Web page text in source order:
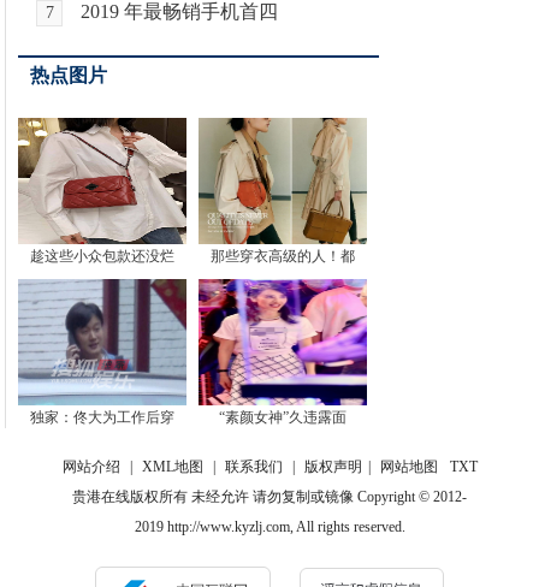
7 2019 年最畅销手机首四
热点图片
趁这些小众包款还没烂 那些穿衣高级的人！都
独家：佟大为工作后穿 “素颜女神”久违露面
网站介绍 XML地图 联系我们 版权声明 网站地图
TXT
贵港在线版权所有 未经允许 请勿复制或镜像 Copyright © 2012-
2019 http://www.kyzlj.com, All rights reserved.